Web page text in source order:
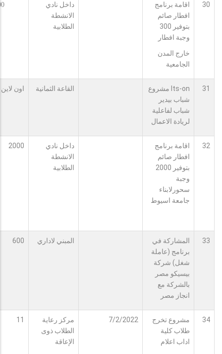
30
اقامة برنامج
افطار صائم
بتوفير 300
وجبة افطار
خارج المدن
الجامعية
داخل نادي
الانشطة
الطلابية
31
Its-on مشروع
شباب بيدير
شباب لفاعلية
لريادة الاعمال
القاعة الثمانية اون لاين
32
اقامة برنامج
افطار صائم
بتوفير 2000
وجبة
سحورلابناء
جامعة اسيوط
داخل نادي
الانشطة
الطلابية
2000
33
المشاركة في
برنامج (عاملة
شغل) شركة
بيسيكو مصر
بالشركة مع
انجاز مصر
المبني لاداري 600
34
مشروع تخرج
طلاب كلية
اداب اعلام
7/2/2022
مركز رعاية
الطلاب ذوى
الإعاقة
11